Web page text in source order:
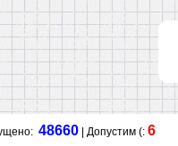
48660| Допустим (: 6